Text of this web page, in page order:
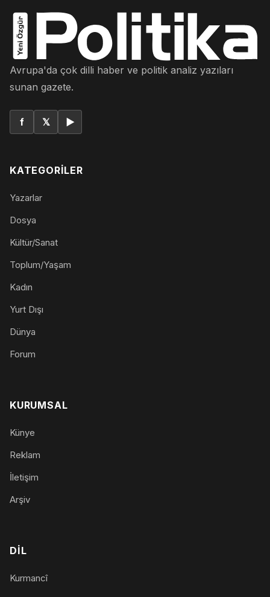
Avrupa'da çok dilli haber ve politik analiz yazıları
sunan gazete.
f 𝕏 ▶
KATEGORILER
Yazarlar
Dosya
Kültür/Sanat
Toplum/Yaşam
Kadın
Yurt Dışı
Dünya
Forum
KURUMSAL
Künye
Reklam
İletişim
Arşiv
DIL
Kurmancî